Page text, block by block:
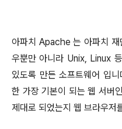
아파치 Apache는 아파치
우뿐만 아니라 Unix, Linux
있도록 만든 소프트웨어 입니
한 가장 기본이 되는 웹 서버
제대로 되었는지 웹 브라우저